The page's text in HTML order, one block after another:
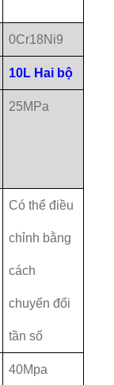
0Cr18Ni9
10L Hai bộ
25MPa
Có thể điều
chỉnh bằng
cách
chuyển đổi
tần số
40Mpa